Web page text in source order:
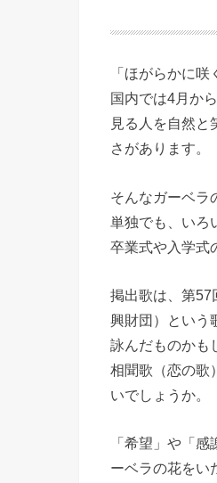
「ほがらかに
国内では4月か
見る人を自然と
さがあります。
そんなガーベラ
単独でも、いろ
卒業式や入学式
掲出歌は、第57
興財団）という
詠んだものかも
相聞歌（恋の歌
いでしょうか。
「希望」や「
ーベラの花をい